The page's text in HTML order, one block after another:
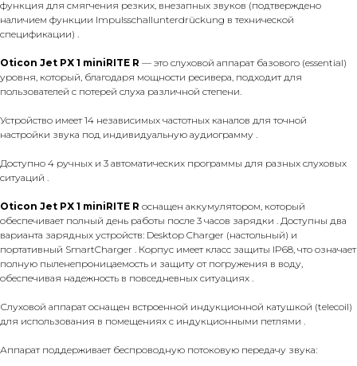
функция для смягчения резких, внезапных звуков (подтверждено
наличием функции Impulsschallunterdrückung в технической
спецификации) .
Oticon Jet PX 1 miniRITE R — это слуховой аппарат базового (essential)
уровня, который, благодаря мощности ресивера, подходит для
пользователей с потерей слуха различной степени.
Устройство имеет 14 независимых частотных каналов для точной
настройки звука под индивидуальную аудиограмму .
Доступно 4 ручных и 3 автоматических программы для разных слуховых
ситуаций .
Oticon Jet PX 1 miniRITE R оснащен аккумулятором, который
обеспечивает полный день работы после 3 часов зарядки . Доступны два
варианта зарядных устройств: Desktop Charger (настольный) и
портативный SmartCharger . Корпус имеет класс защиты IP68, что означает
полную пыленепроницаемость и защиту от погружения в воду,
обеспечивая надежность в повседневных ситуациях .
Слуховой аппарат оснащен встроенной индукционной катушкой (telecoil)
для использования в помещениях с индукционными петлями .
Аппарат поддерживает беспроводную потоковую передачу звука: